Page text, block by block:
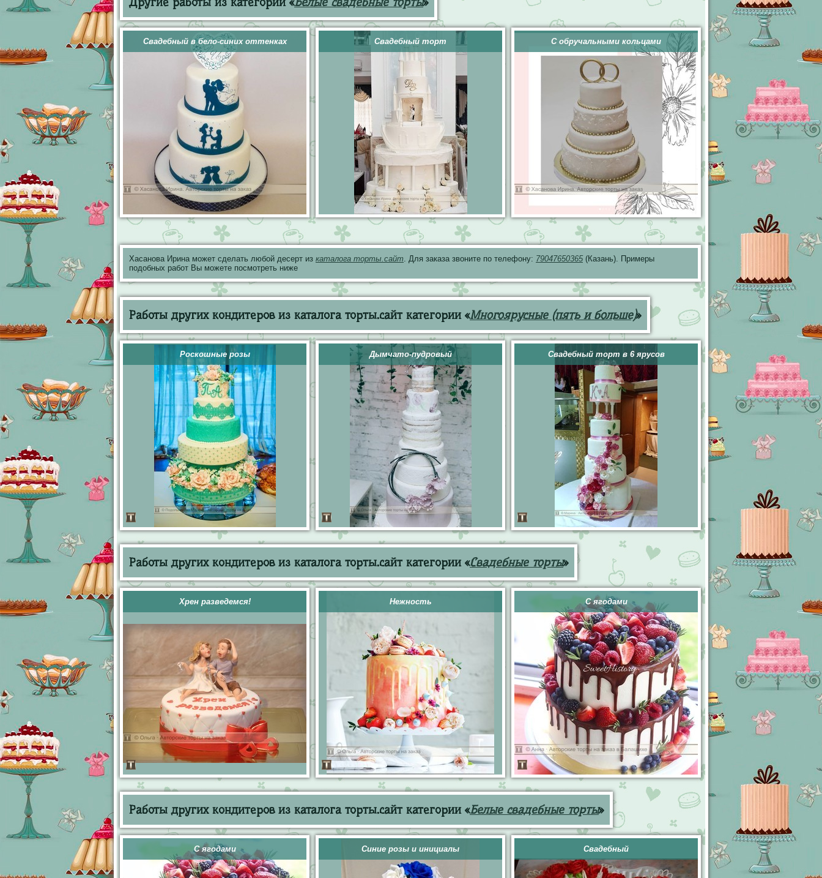
Свадебный в бело-синих оттенках Свадебный торт С обручальными кольцами
Хасанова Ирина может сделать любой десерт из каталога торты.сайт. Для заказа звоните по телефону: 79047650365 (Казань). Примеры
подобных работ Вы можете посмотреть ниже
Работы других кондитеров из каталога торты.сайт категории «Многоярусные (пять и больше)»
Роскошные розы Дымчато-пудровый Свадебный торт в 6 ярусов
Работы других кондитеров из каталога торты.сайт категории «Свадебные торты»
Хрен разведемся! Нежность С ягодами
Работы других кондитеров из каталога торты.сайт категории «Белые свадебные торты»
С ягодами Синие розы и инициалы Свадебный